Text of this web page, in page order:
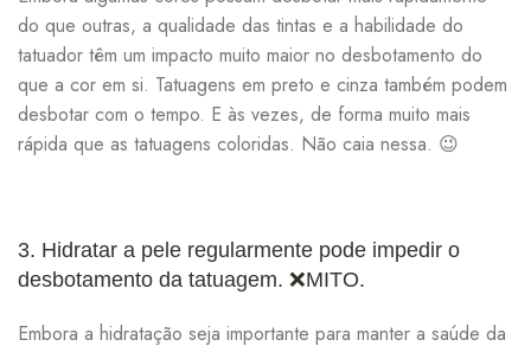
do que outras, a qualidade das tintas e a habilidade do
tatuador têm um impacto muito maior no desbotamento do
que a cor em si. Tatuagens em preto e cinza também podem
desbotar com o tempo. E às vezes, de forma muito mais
rápida que as tatuagens coloridas. Não caia nessa. 😉
3. Hidratar a pele regularmente pode impedir o
desbotamento da tatuagem. ❌MITO.
Embora a hidratação seja importante para manter a saúde da
267,41